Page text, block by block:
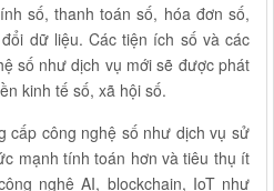
số, thanh toán số, hóa đơn số,
dữ liệu. Các tiện ích số và các
số như dịch vụ mới sẽ được phát
kinh tế số, xã hội số.
cấp công nghệ số như dịch vụ sử
mạnh tính toán hơn và tiêu thụ ít
nghệ AI, blockchain, IoT như